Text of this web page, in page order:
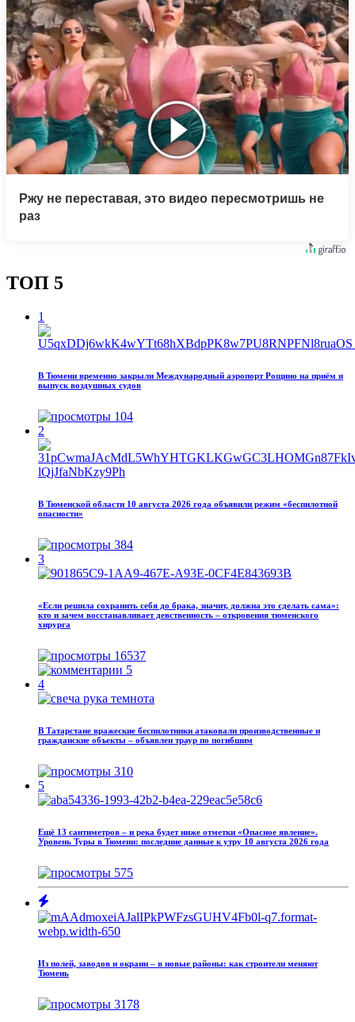
Ржу не переставая, это видео пересмотришь не
раз
ТОП 5
1
В Тюмени временно закрыли Международный аэропорт Рощино на приём и
выпуск воздушных судов
104
2
В Тюменской области 10 августа 2026 года объявили режим «беспилотной
опасности»
384
3
«Если решила сохранить себя до брака, значит, должна это сделать сама»:
кто и зачем восстанавливает девственность – откровения тюменского
хирурга
16537
5
4
В Татарстане вражеские беспилотники атаковали производственные и
гражданские объекты – объявлен траур по погибшим
310
5
Ещё 13 сантиметров – и река будет ниже отметки «Опасное явление».
Уровень Туры в Тюмени: последние данные к утру 10 августа 2026 года
575
Из полей, заводов и окраин – в новые районы: как строители меняют
Тюмень
3178